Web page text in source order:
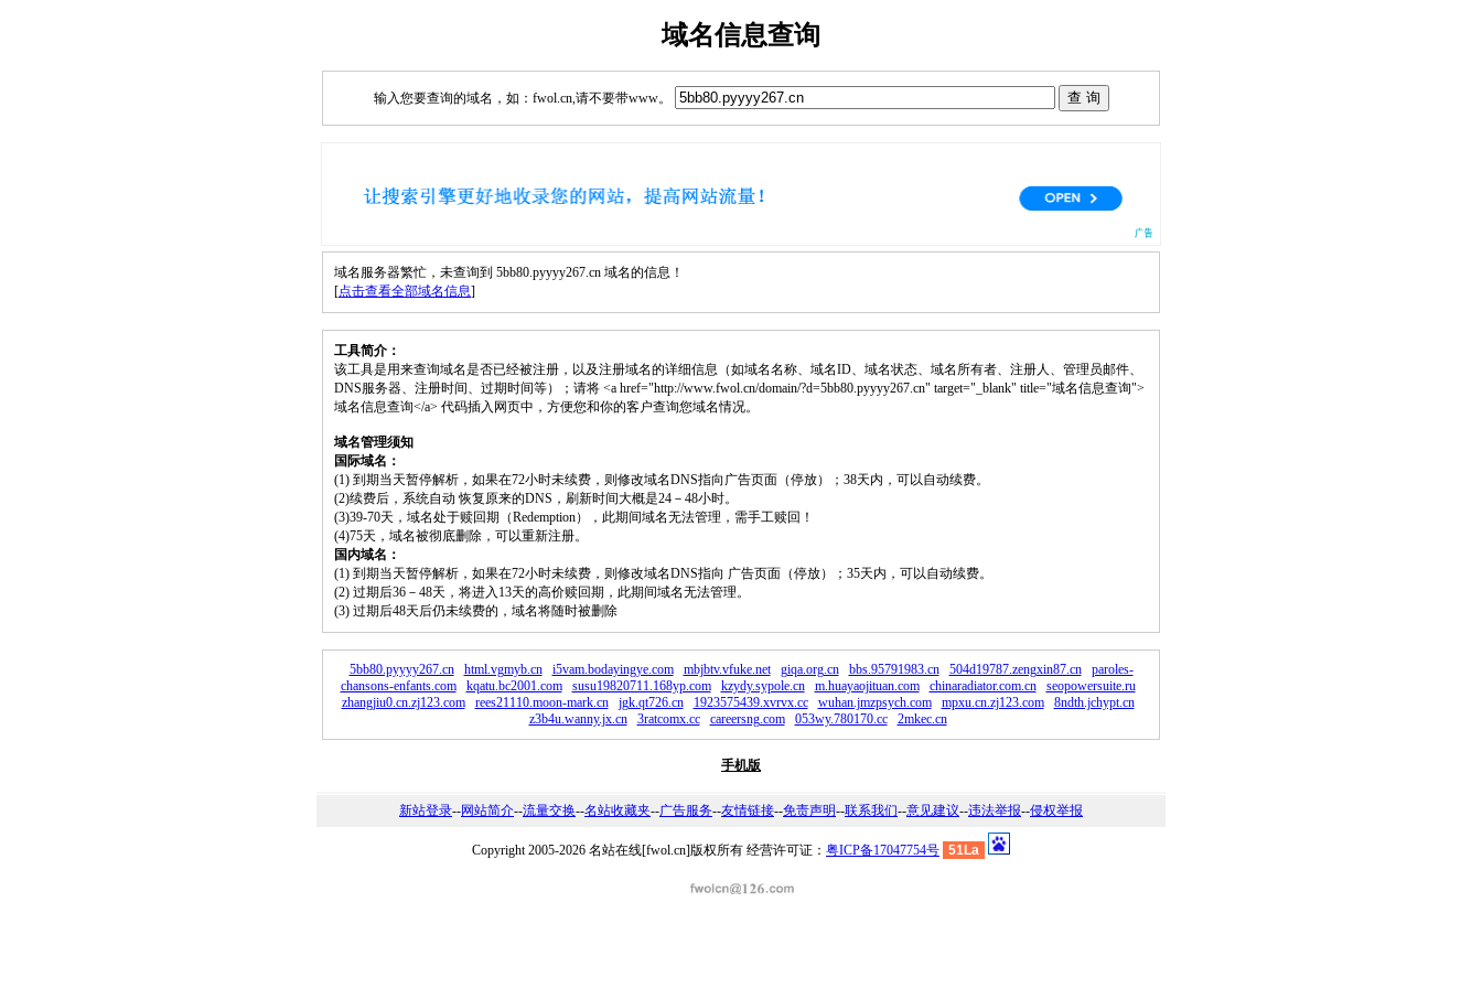
域名信息查询
输入您要查询的域名，如：fwol.cn,请不要带www。
域名服务器繁忙，未查询到 5bb80.pyyyy267.cn 域名的信息！
[点击查看全部域名信息]
工具简介：
该工具是用来查询域名是否已经被注册，以及注册域名的详细信息（如域名名称、域名ID、域名状态、域名所有者、注册人、管理员邮件、
DNS服务器、注册时间、过期时间等）；请将 <a href="http://www.fwol.cn/domain/?d=5bb80.pyyyy267.cn" target="_blank" title="域名信息查询">
域名信息查询</a> 代码插入网页中，方便您和你的客户查询您域名情况。
域名管理须知
国际域名：
(1) 到期当天暂停解析，如果在72小时未续费，则修改域名DNS指向广告页面（停放）；38天内，可以自动续费。
(2)续费后，系统自动 恢复原来的DNS，刷新时间大概是24－48小时。
(3)39-70天，域名处于赎回期（Redemption），此期间域名无法管理，需手工赎回！
(4)75天，域名被彻底删除，可以重新注册。
国内域名：
(1) 到期当天暂停解析，如果在72小时未续费，则修改域名DNS指向 广告页面（停放）；35天内，可以自动续费。
(2) 过期后36－48天，将进入13天的高价赎回期，此期间域名无法管理。
(3) 过期后48天后仍未续费的，域名将随时被删除
5bb80.pyyyy267.cn html.vgmyb.cn i5vam.bodayingye.com mbjbtv.vfuke.net giqa.org.cn bbs.95791983.cn 504d19787.zengxin87.cn
paroles-
chansons-enfants.com
kqatu.bc2001.com susu19820711.168yp.com kzydy.sypole.cn m.huayaojituan.com chinaradiator.com.cn
seopowersuite.ru
zhangjiu0.cn.zj123.com
rees21110.moon-mark.cn jgk.qt726.cn 1923575439.xvrvx.cc wuhan.jmzpsych.com mpxu.cn.zj123.com
8ndth.jchypt.cn
z3b4u.wanny.jx.cn
3ratcomx.cc careersng.com 053wy.780170.cc 2mkec.cn
手机版
新站登录--网站简介--流量交换--名站收藏夹--广告服务--友情链接--免责声明--联系我们--意见建议--违法举报--侵权举报
Copyright 2005-2026 名站在线[fwol.cn]版权所有 经营许可证： 粤ICP备17047754号 51La